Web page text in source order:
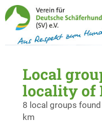
Local
locality of
8 local groups
km